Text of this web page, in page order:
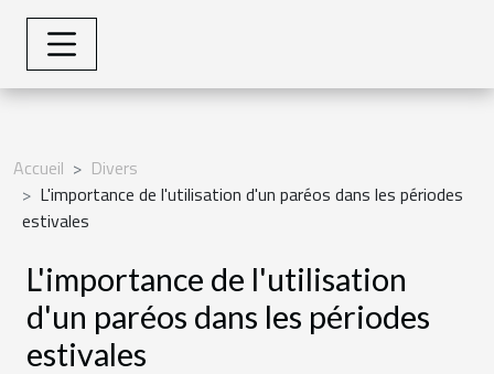
Accueil
Divers
L'importance de l'utilisation d'un paréos dans les périodes
estivales
L'importance de l'utilisation
d'un paréos dans les périodes
estivales